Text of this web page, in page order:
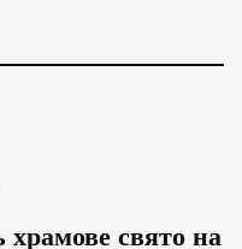
свято на